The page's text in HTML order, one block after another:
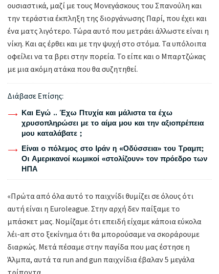
ουσιαστικά, μαζί με τους Μονεγάσκους του Σπανούλη και
την τεράστια έκπληξη της διοργάνωσης Παρί, που έχει και
ένα ματς λιγότερο. Τώρα αυτό που μετράει άλλωστε είναι η
νίκη. Και ας έρθει και με την ψυχή στο στόμα. Τα υπόλοιπα
οφείλει να τα βρει στην πορεία. Το είπε και ο Μπαρτζώκας
με μια ακόμη ατάκα που θα συζητηθεί.
Διάβασε Επίσης:
Και Εγώ .. Έχω Πτυχία και μάλιστα τα έχω
χρυσοπληρώσει με το αίμα μου και την αξιοπρέπεια
μου καταλάβατε ;
Είναι ο πόλεμος στο Ιράν η «Οδύσσεια» του Τραμπ;
Οι Αμερικανοί κωμικοί «στολίζουν» τον πρόεδρο των
ΗΠΑ
«Πρώτα από όλα αυτό το παιχνίδι θυμίζει σε όλους ότι
αυτή είναι η Euroleague. Στην αρχή δεν παίξαμε το
μπάσκετ μας. Νομίζαμε ότι επειδή είχαμε κάποια εύκολα
λέι-απ στο ξεκίνημα ότι θα μπορούσαμε να σκοράρουμε
διαρκώς. Μετά πέσαμε στην παγίδα που μας έστησε η
Άλμπα, αυτά τα run and gun παιχνίδια έβαλαν 5 μεγάλα